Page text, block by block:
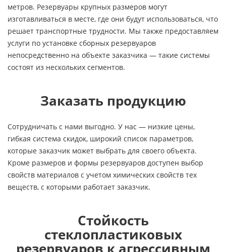
метров. Резервуары крупных размеров могут
изготавливаться в месте, где они будут использоваться, что
решает транспортные трудности. Мы также предоставляем
услуги по установке сборных резервуаров
непосредственно на объекте заказчика — такие системы
состоят из нескольких сегментов.
Заказать продукцию
Сотрудничать с нами выгодно. У нас — низкие цены,
гибкая система скидок, широкий список параметров,
которые заказчик может выбрать для своего объекта.
Кроме размеров и формы резервуаров доступен выбор
свойств материалов с учетом химических свойств тех
веществ, с которыми работает заказчик.
Стойкость
стеклопластиковых